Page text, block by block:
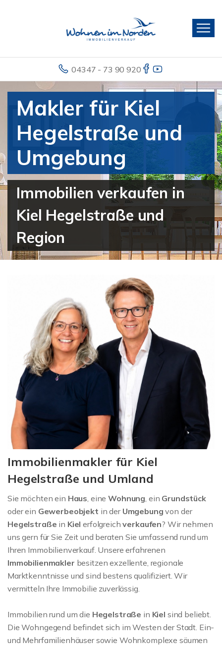
04347 - 73 90 920
Makler für Kiel
Hegelstraße und
Umgebung
Immobilien verkaufen in
Kiel Hegelstraße und
Region
Immobilienmakler für Kiel
Hegelstraße und Umland
Sie möchten ein Haus , eineWohnung , ein Grundstück
oder ein Gewerbeobjekt in der Umgebungvon der
Hegelstraße in Kielerfolgreichverkaufen? Wir nehmen
uns gern für Sie Zeit und beraten Sie umfassend rund um
Ihren Immobilienverkauf. Unsere erfahrenen
Immobilienmakler besitzen exzellente, regionale
Marktkenntnisse und sind bestens qualifiziert. Wir
vermitteln Ihre Immobilie zuverlässig.
Immobilien rund um die Hegelstraße in Kiel sind beliebt.
Die Wohngegend befindet sich im Westen der Stadt. Ein-
und Mehrfamilienhäuser sowie Wohnkomplexe säumen